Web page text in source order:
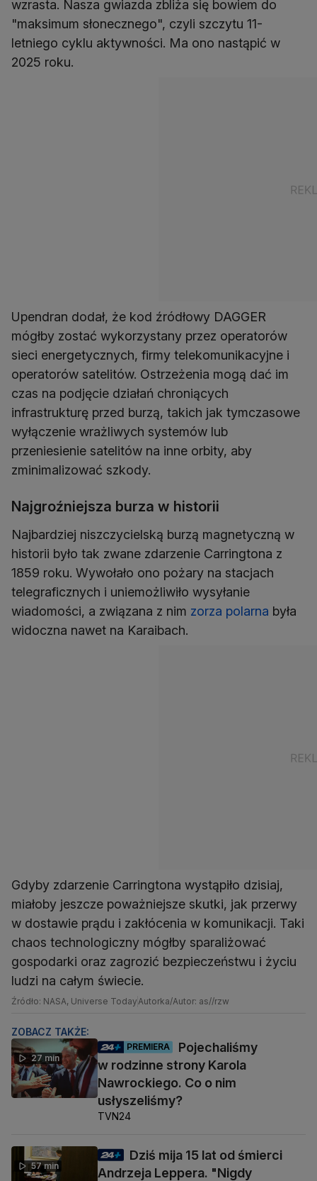
wzrasta. Nasza gwiazda zbliża się bowiem do
"maksimum słonecznego", czyli szczytu 11-
letniego cyklu aktywności. Ma ono nastąpić w
2025 roku.
Upendran dodał, że kod źródłowy DAGGER
mógłby zostać wykorzystany przez operatorów
sieci energetycznych, firmy telekomunikacyjne i
operatorów satelitów. Ostrzeżenia mogą dać im
czas na podjęcie działań chroniących
infrastrukturę przed burzą, takich jak tymczasowe
wyłączenie wrażliwych systemów lub
przeniesienie satelitów na inne orbity, aby
zminimalizować szkody.
Najgroźniejsza burza w historii
Najbardziej niszczycielską burzą magnetyczną w
historii było tak zwane zdarzenie Carringtona z
1859 roku. Wywołało ono pożary na stacjach
telegraficznych i uniemożliwiło wysyłanie
wiadomości, a związana z nim zorza polarna była
widoczna nawet na Karaibach.
Gdyby zdarzenie Carringtona wystąpiło dzisiaj,
miałoby jeszcze poważniejsze skutki, jak przerwy
w dostawie prądu i zakłócenia w komunikacji. Taki
chaos technologiczny mógłby sparaliżować
gospodarki oraz zagrozić bezpieczeństwu i życiu
ludzi na całym świecie.
Źródło: NASA, Universe Today Autorka/Autor: as//rzw
ZOBACZ TAKŻE:
27 min
PREMIERA
Pojechaliśmy
w rodzinne strony Karola
Nawrockiego. Co o nim
usłyszeliśmy?
TVN24
57 min
Dziś mija 15 lat od śmierci
Andrzeja Leppera. "Nigdy